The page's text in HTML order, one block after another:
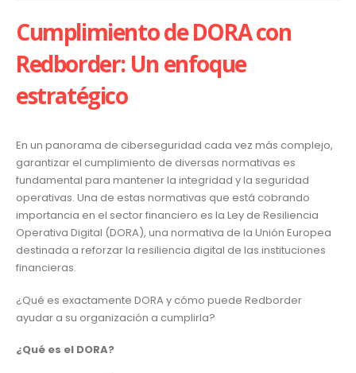
Cumplimiento de DORA con
Redborder: Un enfoque
estratégico
En un panorama de ciberseguridad cada vez más complejo,
garantizar el cumplimiento de diversas normativas es
fundamental para mantener la integridad y la seguridad
operativas. Una de estas normativas que está cobrando
importancia en el sector financiero es la Ley de Resiliencia
Operativa Digital (DORA), una normativa de la Unión Europea
destinada a reforzar la resiliencia digital de las instituciones
financieras.
¿Qué es exactamente DORA y cómo puede Redborder
ayudar a su organización a cumplirla?
¿Qué es el DORA?